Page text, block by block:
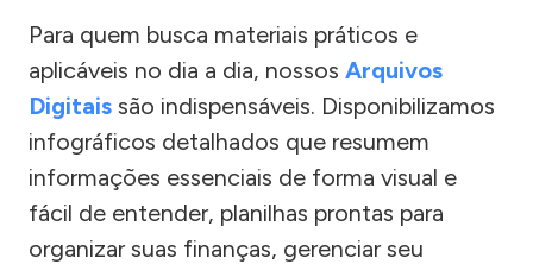
Para quem busca materiais práticos e
aplicáveis no dia a dia, nossos Arquivos
Digitais são indispensáveis. Disponibilizamos
infográficos detalhados que resumem
informações essenciais de forma visual e
fácil de entender, planilhas prontas para
organizar suas finanças, gerenciar seu